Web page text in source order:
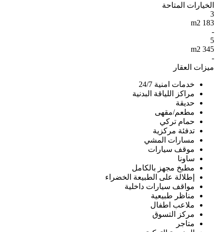
الخيارات المتاحة
3
183 m2
-
5
345 m2
-
ميزات العقار
خدمات امنية 24/7
مراكز اللياقة البدنية
حديقة
مطعم/مقهى
حمام تركي
تدفئة مركزية
مسارات المشي
موقف سيارات
ساونا
مطبخ مجهز بالكامل
إطلالة على الطبيعة الخضراء
مواقف سيارات داخلية
مناظر طبيعية
ملاعب اطفال
مركز التسوق
متاجر